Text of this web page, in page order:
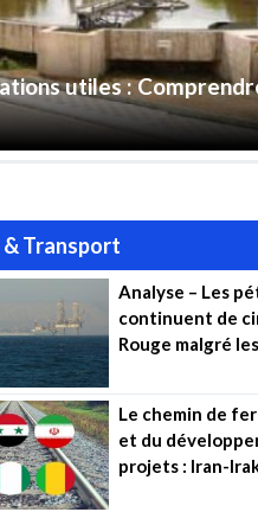
utiles :
Transport
Analyse – Les
continuent de
Rouge malgré
Le chemin de
et du
projets : Iran-